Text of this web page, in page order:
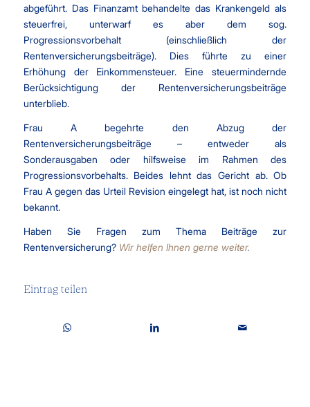
abgeführt. Das Finanzamt behandelte das Krankengeld als
steuerfrei, unterwarf es aber dem sog.
Progressionsvorbehalt (einschließlich der
Rentenversicherungsbeiträge). Dies führte zu einer
Erhöhung der Einkommensteuer. Eine steuermindernde
Berücksichtigung der Rentenversicherungsbeiträge
unterblieb.
Frau A begehrte den Abzug der
Rentenversicherungsbeiträge – entweder als
Sonderausgaben oder hilfsweise im Rahmen des
Progressionsvorbehalts. Beides lehnt das Gericht ab. Ob
Frau A gegen das Urteil Revision eingelegt hat, ist noch nicht
bekannt.
Haben Sie Fragen zum Thema Beiträge zur
Rentenversicherung? Wir helfen Ihnen gerne weiter.
Eintrag teilen